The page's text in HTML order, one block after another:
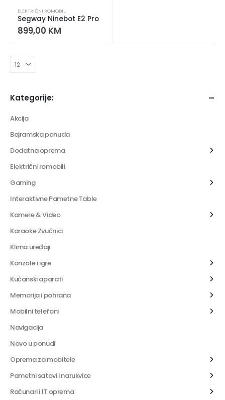
ELEKTRIČNI ROMOBILI
Segway Ninebot E2 Pro
899,00 KM
Kategorije:
Akcija
Bajramska ponuda
Dodatna oprema
Električni romobili
Gaming
Interaktivne Pametne Table
Kamere & Video
Karaoke Zvučnici
Klima uređaji
Konzole i igre
Kućanski aparati
Memorija i pohrana
Mobilni telefoni
Navigacija
Novo u ponudi
Oprema za mobitele
Pametni satovi i narukvice
Računari i IT oprema